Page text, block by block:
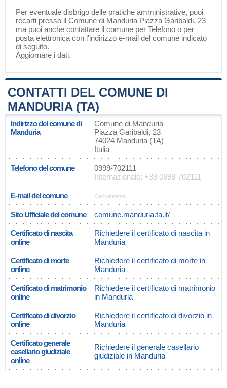
Per eventuale disbrigo delle pratiche amministrative, puoi
recarti presso il Comune di Manduria Piazza Garibaldi, 23
ma puoi anche contattare il comune per Telefono o per
posta elettronica con l'indirizzo e-mail del comune indicato
di seguito.
Aggiornare i dati.
CONTATTI DEL COMUNE DI
MANDURIA (TA)
Indirizzo del comune di
Manduria
Comune di Manduria
Piazza Garibaldi, 23
74024 Manduria (TA)
Italia
Telefono del comune
0999-702111
Internazionale: +39 0999-702111
E-mail del comune Caricamento...
Sito Ufficiale del comune comune.manduria.ta.it/
Certificato di nascita
online
Richiedere il certificato di nascita in
Manduria
Certificato di morte
online
Richiedere il certificato di morte in
Manduria
Certificato di matrimonio
online
Richiedere il certificato di matrimonio
in Manduria
Certificato di divorzio
online
Richiedere il certificato di divorzio in
Manduria
Certificato generale
casellario giudiziale
online
Richiedere il generale casellario
giudiziale in Manduria